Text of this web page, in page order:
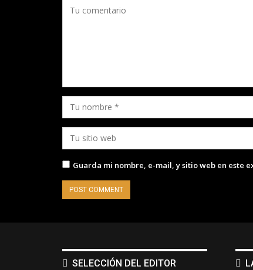
Guarda mi nombre, e-mail, y sitio web en este
SELECCIÓN DEL EDITOR